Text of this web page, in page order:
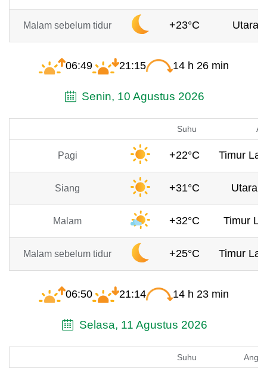
Malam sebelum tidur +23°C Utara,
06:49 21:15 14 h 26 min
Senin, 10 Agustus 2026
Suhu
Pagi +22°C Timur
Siang +31°C Utara,
Malam +32°C Timur
Malam sebelum tidur +25°C Timur
06:50 21:14 14 h 23 min
Selasa, 11 Agustus 2026
Suhu Angin